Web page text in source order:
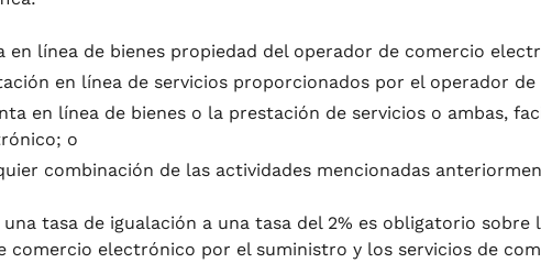
en línea de bienes propiedad del operador de comercio
en línea de servicios proporcionados por el operador
en línea de bienes o la prestación de servicios o ambas,
o
combinación de las actividades mencionadas
tasa de igualación a una tasa del 2% es obligatorio
comercio electrónico por el suministro y los servicios de